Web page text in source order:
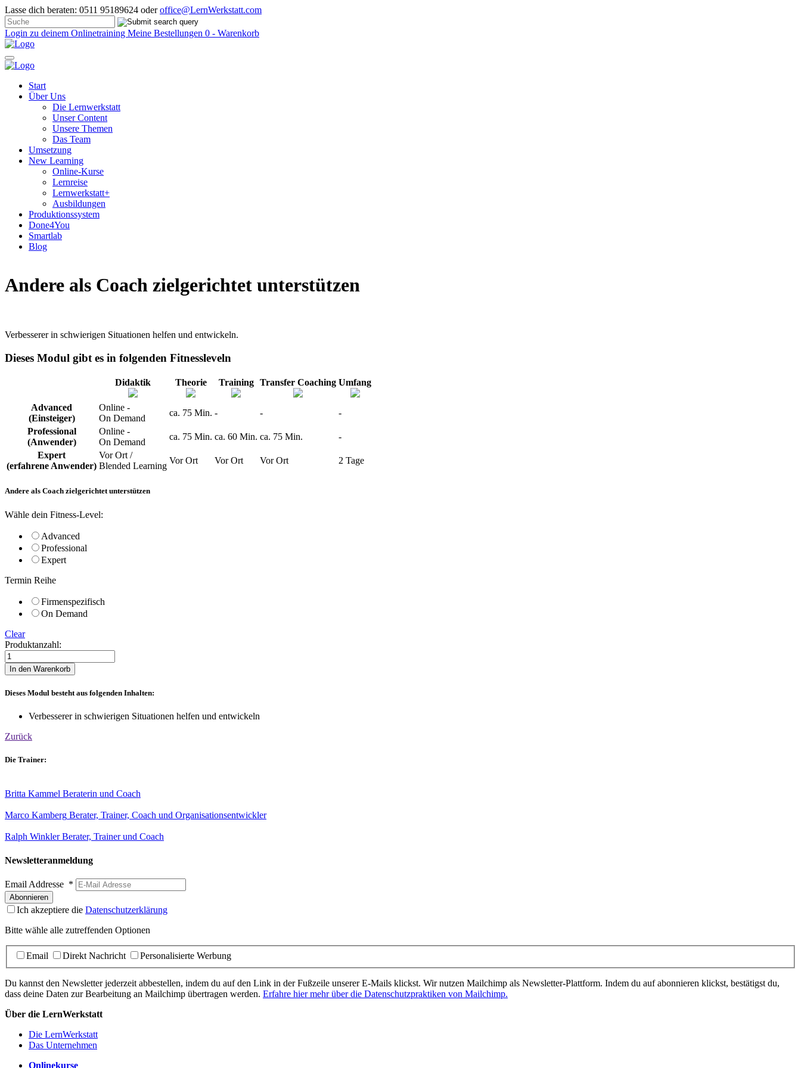
Lasse dich beraten: 0511 95189624 oderoffice@LernWerkstatt.com
Login zu deinem Onlinetraining Meine Bestellungen 0 - Warenkorb
Start
Über Uns
Die Lernwerkstatt
Unser Content
Unsere Themen
Das Team
Umsetzung
New Learning
Online-Kurse
Lernreise
Lernwerkstatt+
Ausbildungen
Produktionssystem
Done4You
Smartlab
Blog
Andere als Coach zielgerichtet unterstützen
Verbesserer in schwierigen Situationen helfen und entwickeln.
Dieses Modul gibt es in folgenden Fitnessleveln
Didaktik Theorie Training Transfer Coaching Umfang
Advanced
(Einsteiger)
Online -
On Demand
ca. 75 Min. - -
-
Professional
(Anwender)
Online -
On Demand
ca. 75 Min. ca. 60 Min. ca. 75 Min.
-
Expert
(erfahrene Anwender)
Vor Ort /
Blended Learning
Vor Ort Vor Ort Vor Ort 2 Tage
Andere als Coach zielgerichtet unterstützen
Wähle dein Fitness-Level:
Advanced
Professional
Expert
Termin Reihe
Firmenspezifisch
On Demand
Clear
Produktanzahl:
Andere
als
Coach
unterstützen
In den Warenkorb
Dieses Modul besteht aus folgenden Inhalten:
Verbesserer in schwierigen Situationen helfen und entwickeln
Zurück
Die Trainer:
Britta Kammel Beraterin und Coach
Marco Kamberg Berater, Trainer, Coach und Organisationsentwickler
Ralph Winkler Berater, Trainer und Coach
Newsletteranmeldung
Email Addresse *
Ich akzeptiere die Datenschutzerklärung
Bitte wähle alle zutreffenden Optionen
Email Direkt Nachricht Personalisierte Werbung
Du kannst den Newsletter jederzeit abbestellen, indem du auf den Link in der Fußzeile unserer E-Mails klickst. Wir nutzen Mailchimp als Newsletter-Plattform. Indem du auf abonnieren klickst, bestätigst du,
dass deine Daten zur Bearbeitung an Mailchimp übertragen werden. Erfahre hier mehr über die Datenschutzpraktiken von Mailchimp.
Über die LernWerkstatt
Die LernWerkstatt
Das Unternehmen
Onlinekurse